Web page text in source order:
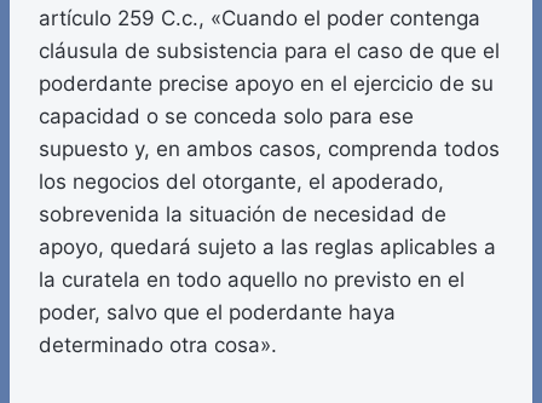
artículo 259 C.c., «Cuando el poder contenga
cláusula de subsistencia para el caso de que el
poderdante precise apoyo en el ejercicio de su
capacidad o se conceda solo para ese
supuesto y, en ambos casos, comprenda todos
los negocios del otorgante, el apoderado,
sobrevenida la situación de necesidad de
apoyo, quedará sujeto a las reglas aplicables a
la curatela en todo aquello no previsto en el
poder, salvo que el poderdante haya
determinado otra cosa».